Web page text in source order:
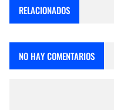
RELACIONADOS
NO HAY COMENTARIOS